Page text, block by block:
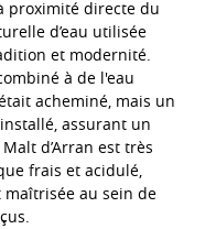
proximité directe du
d’eau utilisée
et modernité.
à de l'eau
acheminé, mais un
assurant un
d’Arran est très
frais et acidulé,
au sein de